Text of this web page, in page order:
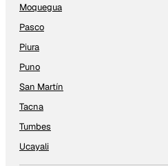
Moquegua
Pasco
Piura
Puno
San Martín
Tacna
Tumbes
Ucayali